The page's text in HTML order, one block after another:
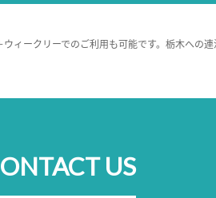
ークリーでのご利用も可能です。栃木への
US